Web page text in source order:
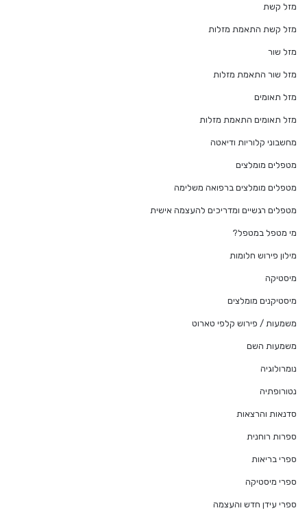
מזל קשת
מזל קשת התאמת מזלות
מזל שור
מזל שור התאמת מזלות
מזל תאומים
מזל תאומים התאמת מזלות
מחשבוני קלוריות ודיאטה
מטפלים מומלצים
מטפלים מומלצים ברפואה משלימה
מטפלים רגשיים ומדריכים להעצמה אישית
מי מטפל במטפל?
מילון פירוש חלומות
מיסטיקה
מיסטיקנים מומלצים
משמעות / פירוש קלפי טארוט
משמעות השם
נומרולוגיה
נטורופתיה
סדנאות והרצאות
ספרות רוחנית
ספרי בריאות
ספרי מיסטיקה
ספרי עידן חדש והעצמה